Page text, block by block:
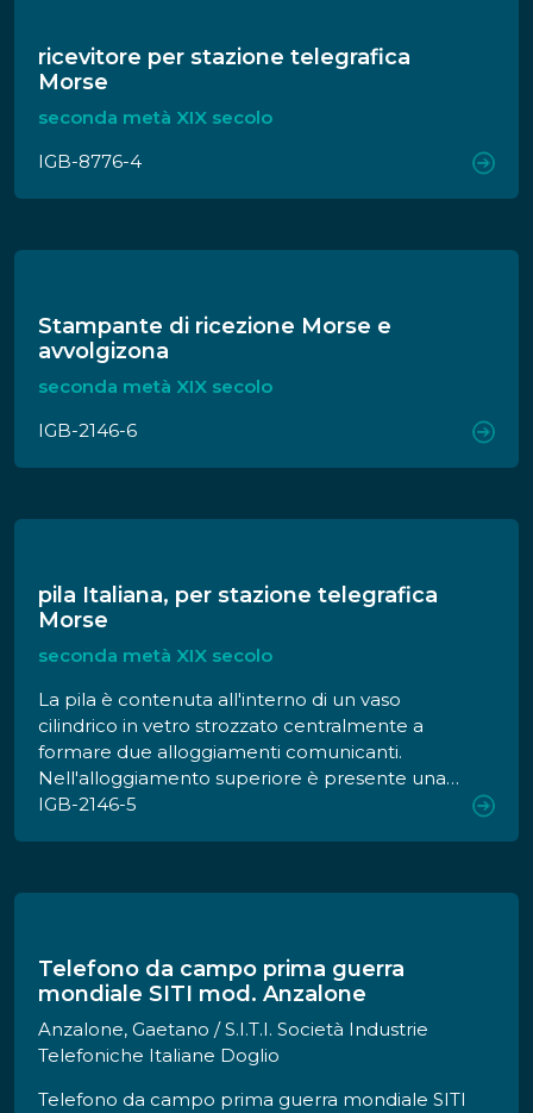
ricevitore per stazione telegrafica
Morse
seconda metà XIX secolo
IGB-8776-4
Stampante di ricezione Morse e
avvolgizona
seconda metà XIX secolo
IGB-2146-6
pila Italiana, per stazione telegrafica
Morse
seconda metà XIX secolo
La pila è contenuta all'interno di un vaso
cilindrico in vetro strozzato centralmente a
formare due alloggiamenti comunicanti.
Nell'alloggiamento superiore è presente una
lamina di zinco cilindrica a cui è saldato, sul
in rame posta sul fondo del vaso. Tale lamella è
saldata a un conduttore, anch'esso di rame,
centro, attraversando la strozzatura e uscendo
dal vaso in altro, dove, non più isolato dalla
guttaperca, termina con un reoforo. Nella parte
IGB-2146-5
Telefono da campo prima guerra
mondiale SITI mod. Anzalone
Anzalone, Gaetano / S.I.T.I. Società Industrie
Telefoniche Italiane Doglio
Telefono da campo prima guerra mondiale SITI